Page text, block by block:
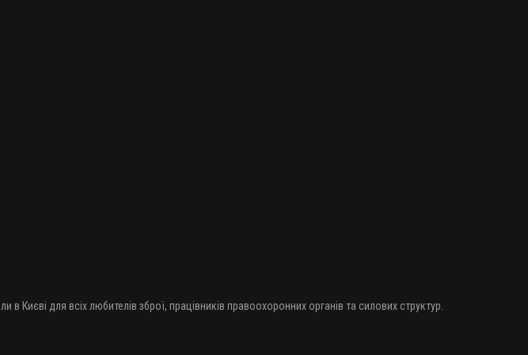
Києві для всіх любителів зброї, працівників правоохоронних органів та силових структур.